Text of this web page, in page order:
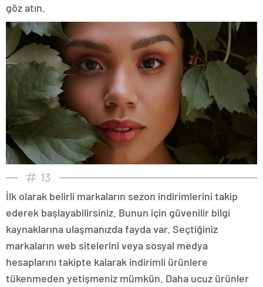
göz atın.
13
İlk olarak belirli markaların sezon indirimlerini takip
ederek başlayabilirsiniz. Bunun için güvenilir bilgi
kaynaklarına ulaşmanızda fayda var. Seçtiğiniz
markaların web sitelerini veya sosyal medya
hesaplarını takipte kalarak indirimli ürünlere
tükenmeden yetişmeniz mümkün. Daha ucuz ürünler